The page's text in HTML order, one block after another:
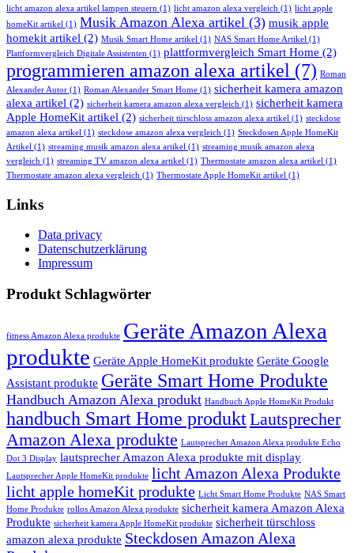
licht amazon alexa artikel lampen steuern (1) licht amazon alexa vergleich (1) licht apple
homeKit artikel (1) Musik Amazon Alexa artikel (3) musik apple
homekit artikel (2) Musik Smart Home artikel (1) NAS Smart Home Artikel (1)
Plattformvergleich Digitale Assistenten (1) plattformvergleich Smart Home (2)
programmieren amazon alexa artikel (7) Roman
Alexander Autor (1) Roman Alexander Smart Home (1) sicherheit kamera amazon
alexa artikel (2) sicherheit kamera amazon alexa vergleich (1) sicherheit kamera
Apple HomeKit artikel (2) sicherheit türschloss amazon alexa artikel (1) steckdose
amazon alexa artikel (1) steckdose amazon alexa vergleich (1) Steckdosen Apple HomeKit
Artikel (1) streaming musik amazon alexa artikel (1) streaming musik amazon alexa
vergleich (1) streaming TV amazon alexa artikel (1) Thermostate amazon alexa artikel (1)
Thermostate amazon alexa vergleich (1) Thermostate Apple HomeKit artikel (1)
Links
Data privacy
Datenschutzerklärung
Impressum
Produkt Schlagwörter
fitness Amazon Alexa produkte Geräte Amazon Alexa
produkte Geräte Apple HomeKit produkte Geräte Google
Assistant produkte Geräte Smart Home Produkte
Handbuch Amazon Alexa produkt Handbuch Apple HomeKit Produkt
handbuch Smart Home produktLautsprecher
Amazon Alexa produkte Lautsprecher Amazon Alexa produkte Echo
Dot 3 Display lautsprecher Amazon Alexa produkte mit display
Lautsprecher Apple HomeKit produkte licht Amazon Alexa Produkte
licht apple homeKit produkte Licht Smart Home Produkte NAS Smart
Home Produkte rollos Amazon Alexa produkte sicherheit kamera Amazon Alexa
Produkte sicherheit kamera Apple HomeKit produkte sicherheit türschloss
amazon alexa produkte Steckdosen Amazon Alexa